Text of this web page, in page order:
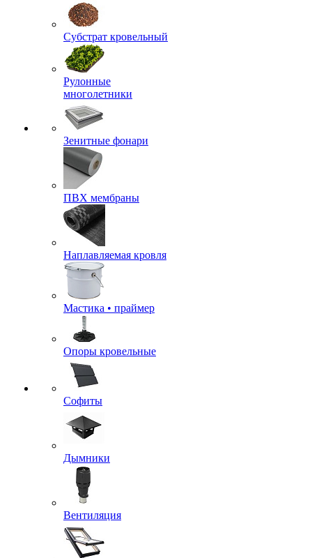
Субстрат кровельный
Рулонные
многолетники
Зенитные фонари
ПВХ мембраны
Наплавляемая кровля
Мастика • праймер
Опоры кровельные
Софиты
Дымники
Вентиляция